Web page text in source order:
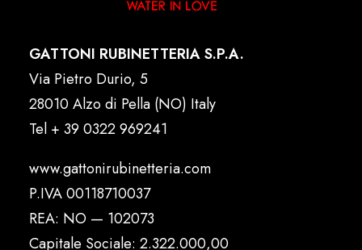
GATTONI RUBINETTERIA S.P.A.
Via Pietro Durio, 5
28010 Alzo di Pella (NO) Italy
Tel + 39 0322 969241
www.gattonirubinetteria.com
P.IVA 00118710037
REA: NO — 102073
Capitale Sociale: 2.322.000,00